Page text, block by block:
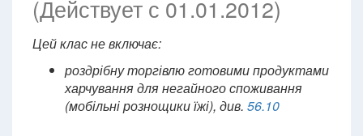
(Действует с 01.01.2012)
Цей клас не включає:
роздрібну торгівлю готовими продуктами
харчування для негайного споживання
(мобільні рознощики їжі), див. 56.10